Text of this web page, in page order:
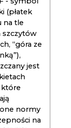
(płatek
na tle
szczytów
“góra ze
jest
normy
na